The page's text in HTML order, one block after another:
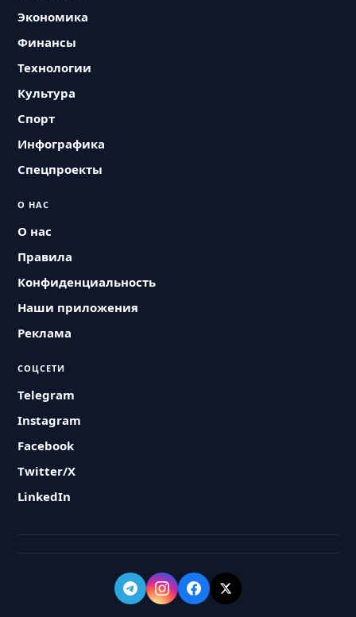
Экономика
Финансы
Технологии
Культура
Спорт
Инфографика
Спецпроекты
О НАС
О нас
Правила
Конфиденциальность
Наши приложения
Реклама
СОЦСЕТИ
Telegram
Instagram
Facebook
Twitter/X
LinkedIn